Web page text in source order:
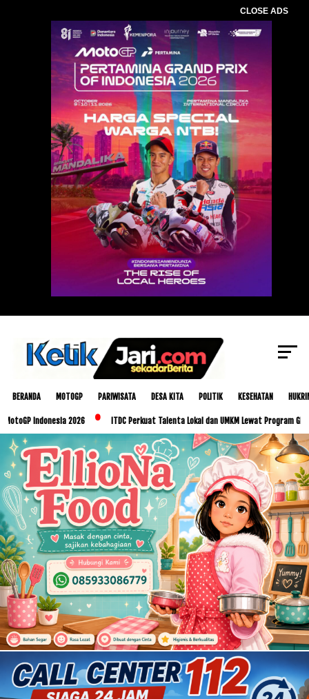
CLOSE ADS
BERANDA MOTOGP PARIWISATA DESA KITA POLITIK KESEHATAN
Indonesia 2026 ITDC Perkuat Talenta Lokal dan UMKM Lewat Program Glorious